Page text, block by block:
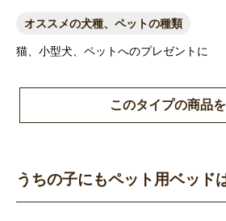
オススメの犬種、ペットの種類
猫、小型犬、ペットへのプレゼントに
このタイプの商品
うちの子にもペット用ベッド